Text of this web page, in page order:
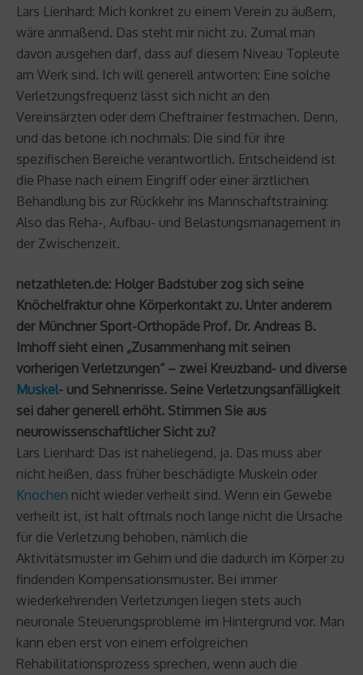
Lars Lienhard: Mich konkret zu einem Verein zu äußern,
wäre anmaßend. Das steht mir nicht zu. Zumal man
davon ausgehen darf, dass auf diesem Niveau Topleute
am Werk sind. Ich will generell antworten: Eine solche
Verletzungsfrequenz lässt sich nicht an den
Vereinsärzten oder dem Cheftrainer festmachen. Denn,
und das betone ich nochmals: Die sind für ihre
spezifischen Bereiche verantwortlich. Entscheidend ist
die Phase nach einem Eingriff oder einer ärztlichen
Behandlung bis zur Rückkehr ins Mannschaftstraining:
Also das Reha-, Aufbau- und Belastungsmanagement in
der Zwischenzeit.
netzathleten.de: Holger Badstuber zog sich seine
Knöchelfraktur ohne Körperkontakt zu. Unter anderem
der Münchner Sport-Orthopäde Prof. Dr. Andreas B.
Imhoff sieht einen „Zusammenhang mit seinen
vorherigen Verletzungen“ – zwei Kreuzband- und diverse
Muskel- und Sehnenrisse. Seine Verletzungsanfälligkeit
sei daher generell erhöht. Stimmen Sie aus
neurowissenschaftlicher Sicht zu?
Lars Lienhard: Das ist naheliegend, ja. Das muss aber
nicht heißen, dass früher beschädigte Muskeln oder
Knochen nicht wieder verheilt sind. Wenn ein Gewebe
verheilt ist, ist halt oftmals noch lange nicht die Ursache
für die Verletzung behoben, nämlich die
Aktivitätsmuster im Gehirn und die dadurch im Körper zu
findenden Kompensationsmuster. Bei immer
wiederkehrenden Verletzungen liegen stets auch
neuronale Steuerungsprobleme im Hintergrund vor. Man
kann eben erst von einem erfolgreichen
Rehabilitationsprozess sprechen, wenn auch die